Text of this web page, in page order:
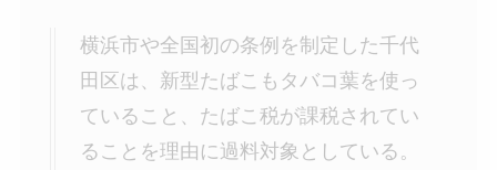
横浜市や全国初の条例を制定した千代
田区は、新型たばこもタバコ葉を使っ
ていること、たばこ税が課税されてい
ることを理由に過料対象としている。